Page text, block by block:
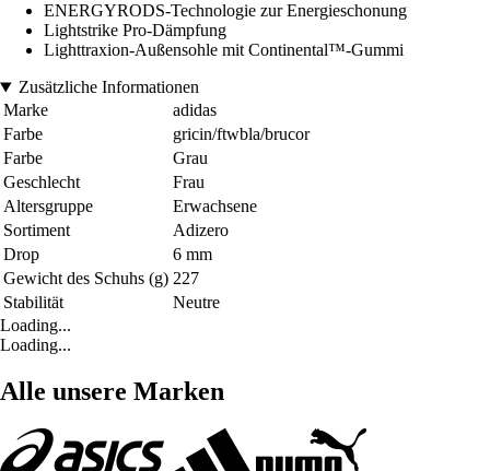
ENERGYRODS-Technologie zur Energieschonung
Lightstrike Pro-Dämpfung
Lighttraxion-Außensohle mit Continental™-Gummi
Zusätzliche Informationen
Marke
adidas
Farbe
gricin/ftwbla/brucor
Farbe
Grau
Geschlecht
Frau
Altersgruppe
Erwachsene
Sortiment
Adizero
Drop
6 mm
Gewicht des Schuhs (g) 227
Stabilität
Neutre
Loading...
Loading...
Alle unsere Marken